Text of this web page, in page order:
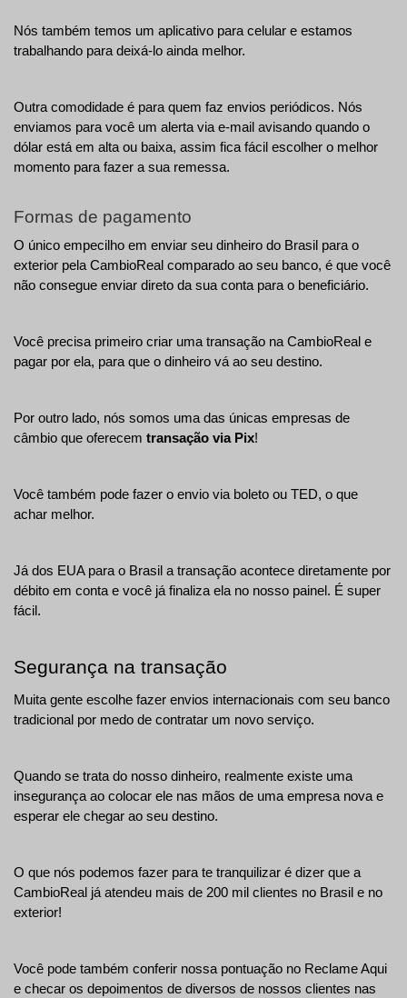
Nós também temos um aplicativo para celular e estamos
trabalhando para deixá-lo ainda melhor.
Outra comodidade é para quem faz envios periódicos. Nós
enviamos para você um alerta via e-mail avisando quando o
dólar está em alta ou baixa, assim fica fácil escolher o melhor
momento para fazer a sua remessa.
Formas de pagamento
O único empecilho em enviar seu dinheiro do Brasil para o
exterior pela CambioReal comparado ao seu banco, é que você
não consegue enviar direto da sua conta para o beneficiário.
Você precisa primeiro criar uma transação na CambioReal e
pagar por ela, para que o dinheiro vá ao seu destino.
Por outro lado, nós somos uma das únicas empresas de
câmbio que oferecem transação via Pix!
Você também pode fazer o envio via boleto ou TED, o que
achar melhor.
Já dos EUA para o Brasil a transação acontece diretamente por
débito em conta e você já finaliza ela no nosso painel. É super
fácil.
Segurança na transação
Muita gente escolhe fazer envios internacionais com seu banco
tradicional por medo de contratar um novo serviço.
Quando se trata do nosso dinheiro, realmente existe uma
insegurança ao colocar ele nas mãos de uma empresa nova e
esperar ele chegar ao seu destino.
O que nós podemos fazer para te tranquilizar é dizer que a
CambioReal já atendeu mais de 200 mil clientes no Brasil e no
exterior!
Você pode também conferir nossa pontuação no Reclame Aqui
e checar os depoimentos de diversos de nossos clientes nas